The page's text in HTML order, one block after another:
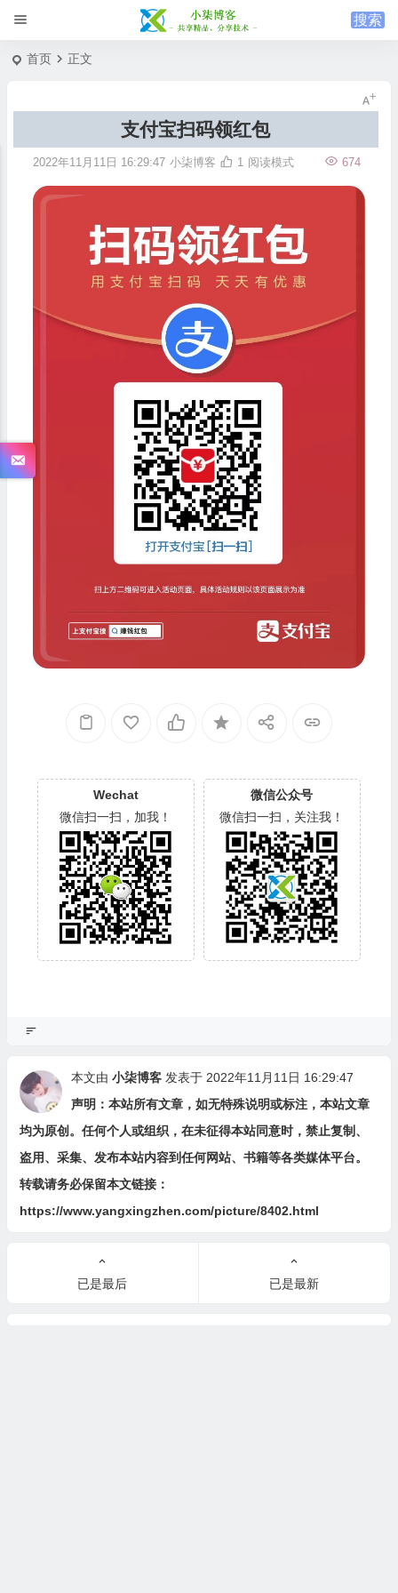
首页 正文
支付宝扫码领红包
2022年11月11日 16:29:47 小柒博客 674
1 阅读模式
Wechat
微信扫一扫，加我！
微信公众号
微信扫一扫，关注我！
本文由 小柒博客发表于 2022年11月11日 16:29:47
声明：本站所有文章，如无特殊说明或标注，本站文章
均为原创。任何个人或组织，在未征得本站同意时，禁止复制、
盗用、采集、发布本站内容到任何网站、书籍等各类媒体平台。
转载请务必保留本文链接：
https://www.yangxingzhen.com/picture/8402.html
已是最后 已是最新